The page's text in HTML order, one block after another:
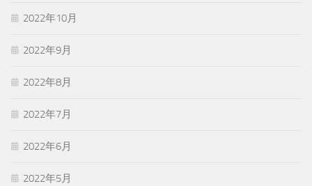
2022年10月
2022年9月
2022年8月
2022年7月
2022年6月
2022年5月